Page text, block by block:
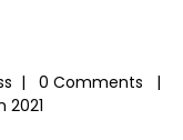
|
0 Comments |
2021